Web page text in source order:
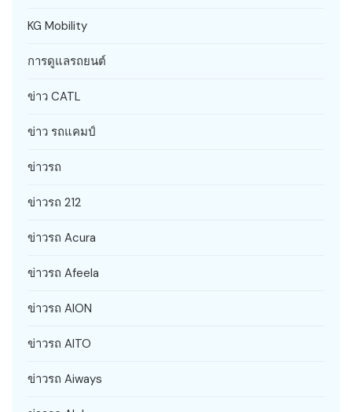
KG Mobility
การดูแลรถยนต์
ข่าว CATL
ข่าว รถแคมป์
ข่าวรถ
ข่าวรถ 212
ข่าวรถ Acura
ข่าวรถ Afeela
ข่าวรถ AION
ข่าวรถ AITO
ข่าวรถ Aiways